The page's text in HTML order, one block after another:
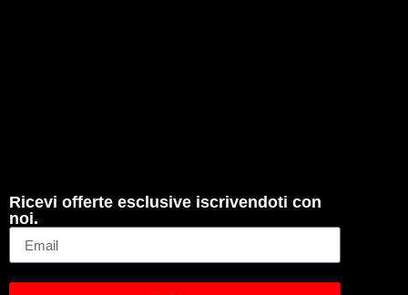
Ricevi offerte esclusive iscrivendoti con
noi.